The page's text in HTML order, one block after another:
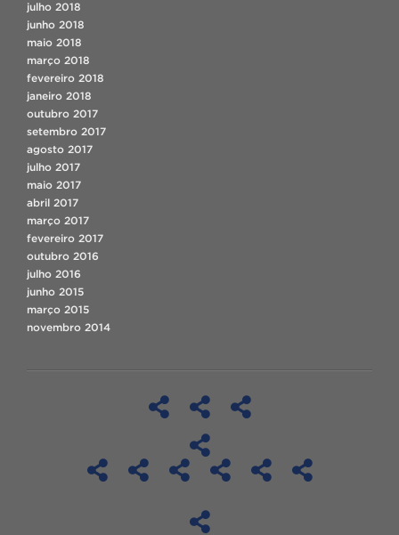
julho 2018
junho 2018
maio 2018
março 2018
fevereiro 2018
janeiro 2018
outubro 2017
setembro 2017
agosto 2017
julho 2017
maio 2017
abril 2017
março 2017
fevereiro 2017
outubro 2016
julho 2016
junho 2015
março 2015
novembro 2014